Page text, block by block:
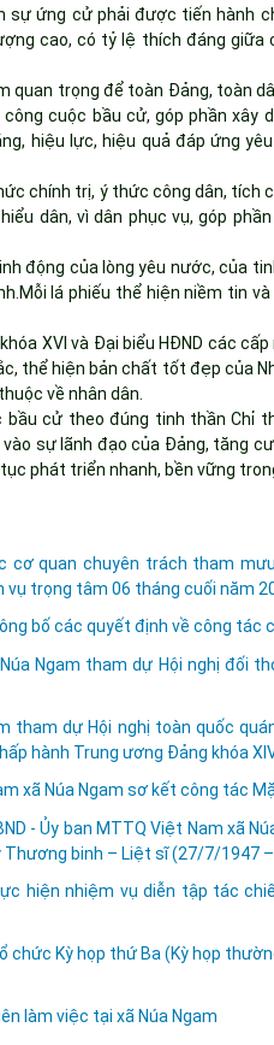
sự ứng cử phải được tiến hành
cao, có tỷ lệ thích đáng
quan trọng để toàn Đảng, toàn
cuộc bầu cử, góp phần xây
hiệu lực, hiệu quả đáp ứng
chính trị, ý thức công dân, tích
dân, vì dân phục vụ, góp
động của lòng yêu nước, của
lá phiếu thể hiện niềm tin
XVI và Đại biểu HĐND các
thể hiện bản chất tốt đẹp của
về nhân dân.
cử theo đúng tinh thần Chỉ
sự lãnh đạo của Đảng, tăng
phát triển nhanh, bền vững
cơ quan chuyên trách tham
trọng tâm 06 tháng cuối năm
bố các quyết định về công
Ngam tham dự Hội nghị đối
tham dự Hội nghị toàn quốc
hành Trung ương Đảng khóa
xã Núa Ngam sơ kết công tác
- Ủy ban MTTQ Việt Nam xã
Thương binh – Liệt sĩ (27/7/1947
hiện nhiệm vụ diễn tập tác
chức Kỳ họp thứ Ba (Kỳ họp
làm việc tại xã Núa Ngam